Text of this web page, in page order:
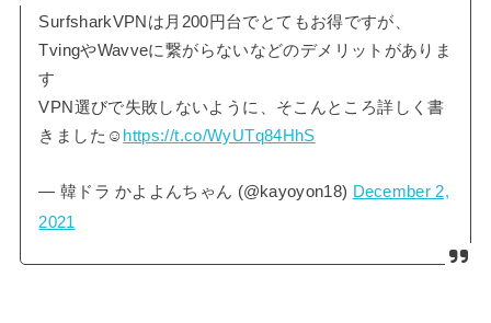
SurfsharkVPNは月200円台でとてもお得ですが、
TvingやWavveに繋がらないなどのデメリットがありま
す
VPN選びで失敗しないように、そこんところ詳しく書
きました☺ https://t.co/WyUTq84HhS
— 韓ドラ かよよんちゃん (@kayoyon18) December 2,
2021